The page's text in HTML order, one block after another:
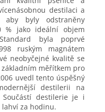
destilaci a
byly odstraněny
% jako ideální objem
byla poprvé
ruským magnátem
neobyčejné kvalitě se
měřítkem pro
uvedl tento úspěšný
destilerii na
destilerie je i
za hodinu.